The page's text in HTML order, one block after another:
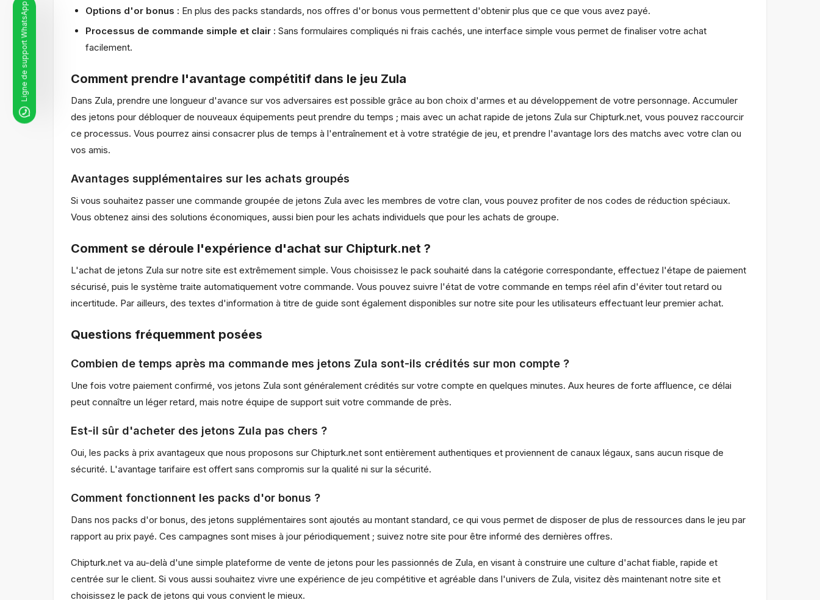
Options d'or bonus : En plus des packs standards, nos offres d'or bonus vous permettent d'obtenir plus que ce que vous avez payé.
Processus de commande simple et clair : Sans formulaires compliqués ni frais cachés, une interface simple vous permet de finaliser votre achat
facilement.
Comment prendre l'avantage compétitif dans le jeu Zula
Dans Zula, prendre une longueur d'avance sur vos adversaires est possible grâce au bon choix d'armes et au développement de votre personnage. Accumuler
des jetons pour débloquer de nouveaux équipements peut prendre du temps ; mais avec un achat rapide de jetons Zula sur Chipturk.net, vous pouvez raccourcir
ce processus. Vous pourrez ainsi consacrer plus de temps à l'entraînement et à votre stratégie de jeu, et prendre l'avantage lors des matchs avec votre clan ou
vos amis.
Avantages supplémentaires sur les achats groupés
Si vous souhaitez passer une commande groupée de jetons Zula avec les membres de votre clan, vous pouvez profiter de nos codes de réduction spéciaux.
Vous obtenez ainsi des solutions économiques, aussi bien pour les achats individuels que pour les achats de groupe.
Comment se déroule l'expérience d'achat sur Chipturk.net ?
L'achat de jetons Zula sur notre site est extrêmement simple. Vous choisissez le pack souhaité dans la catégorie correspondante, effectuez l'étape de paiement
sécurisé, puis le système traite automatiquement votre commande. Vous pouvez suivre l'état de votre commande en temps réel afin d'éviter tout retard ou
incertitude. Par ailleurs, des textes d'information à titre de guide sont également disponibles sur notre site pour les utilisateurs effectuant leur premier achat.
Questions fréquemment posées
Combien de temps après ma commande mes jetons Zula sont-ils crédités sur mon compte ?
Une fois votre paiement confirmé, vos jetons Zula sont généralement crédités sur votre compte en quelques minutes. Aux heures de forte affluence, ce délai
peut connaître un léger retard, mais notre équipe de support suit votre commande de près.
Est-il sûr d'acheter des jetons Zula pas chers ?
Oui, les packs à prix avantageux que nous proposons sur Chipturk.net sont entièrement authentiques et proviennent de canaux légaux, sans aucun risque de
sécurité. L'avantage tarifaire est offert sans compromis sur la qualité ni sur la sécurité.
Comment fonctionnent les packs d'or bonus ?
Dans nos packs d'or bonus, des jetons supplémentaires sont ajoutés au montant standard, ce qui vous permet de disposer de plus de ressources dans le jeu par
rapport au prix payé. Ces campagnes sont mises à jour périodiquement ; suivez notre site pour être informé des dernières offres.
Chipturk.net va au-delà d'une simple plateforme de vente de jetons pour les passionnés de Zula, en visant à construire une culture d'achat fiable, rapide et
centrée sur le client. Si vous aussi souhaitez vivre une expérience de jeu compétitive et agréable dans l'univers de Zula, visitez dès maintenant notre site et
choisissez le pack de jetons qui vous convient le mieux.
Ligne de support WhatsApp